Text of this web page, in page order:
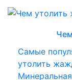
Самые
утолить